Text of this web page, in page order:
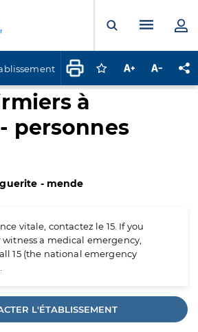
Ouvrir laMenu
Connectez-vous
Augmenter la
à
personnes
- mende
vitale, contactez le 15. If you
a medical emergency,
15 (the national emergency
L'ÉTABLISSEMENT